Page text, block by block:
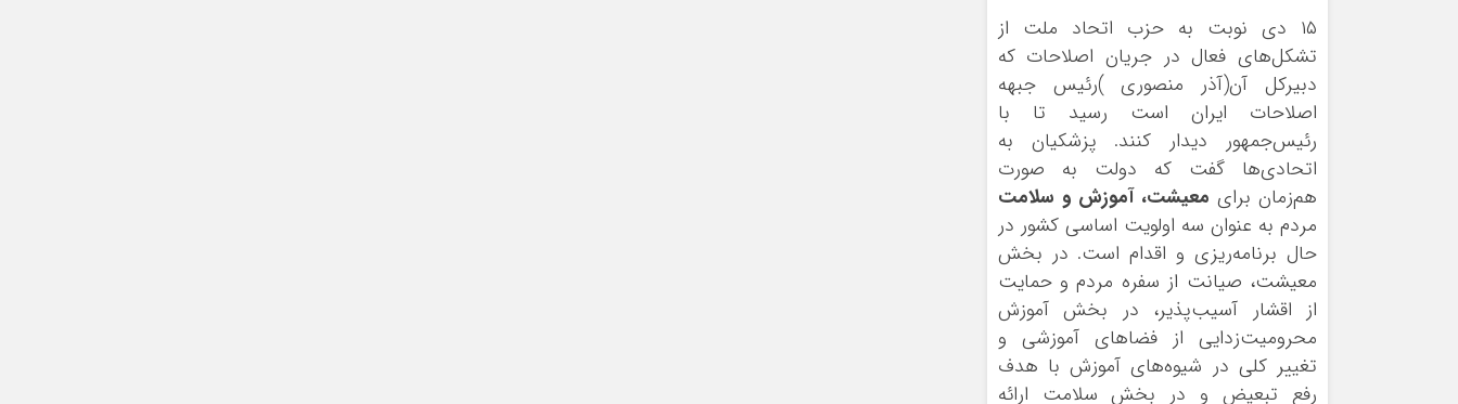
۱۵ دی نوبت به حزب اتحاد ملت از
تشکل‌های فعال در جریان اصلاحات که
دبیرکل آن(آذر منصوری )رئیس جبهه
اصلاحات ایران است رسید تا با
رئیس‌جمهور دیدار کنند. پزشکیان به
اتحادی‌ها گفت که دولت به صورت
هم‌زمان برای معیشت، آموزش و سلامت
مردم به عنوان سه اولویت اساسی کشور در
حال برنامه‌ریزی و اقدام است. در بخش
معیشت، صیانت از سفره مردم و حمایت
از اقشار آسیب‌پذیر، در بخش آموزش
محرومیت‌زدایی از فضاهای آموزشی و
تغییر کلی در شیوه‌های آموزش با هدف
رفع تبعیض و در بخش سلامت ارائه